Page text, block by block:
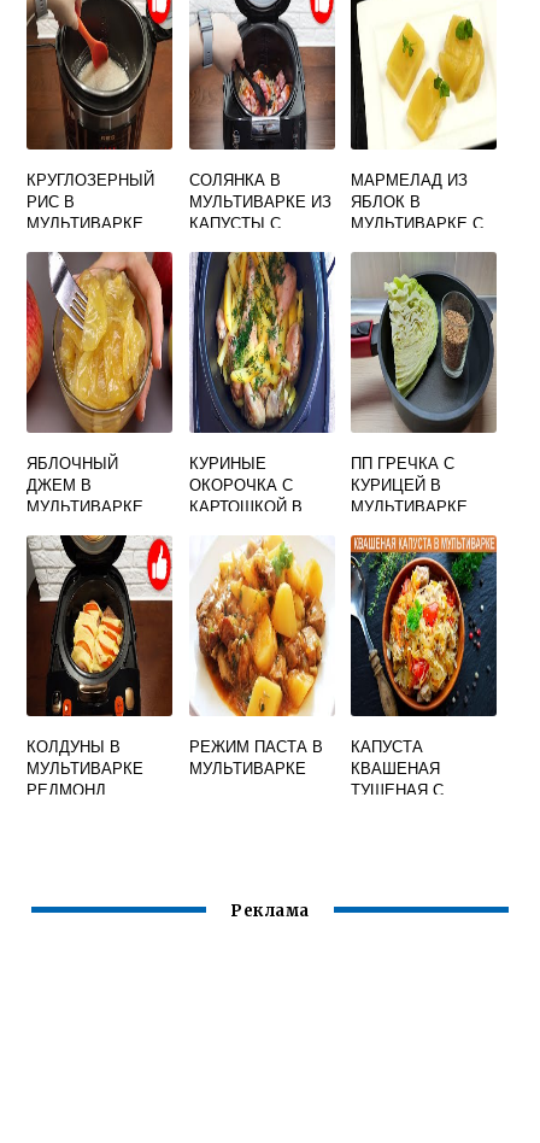
КРУГЛОЗЕРНЫЙ
РИС В
МУЛЬТИВАРКЕ
РЕЦЕПТ
СОЛЯНКА В
МУЛЬТИВАРКЕ ИЗ
КАПУСТЫ С
МАРМЕЛАД ИЗ
ЯБЛОК В
МУЛЬТИВАРКЕ С
ЯБЛОЧНЫЙ
ДЖЕМ В
МУЛЬТИВАРКЕ
КУРИНЫЕ
ОКОРОЧКА С
КАРТОШКОЙ В
РЕДМОНД
РЕЦЕПТЫ
ПП ГРЕЧКА С
КУРИЦЕЙ В
МУЛЬТИВАРКЕ
КОЛДУНЫ В
МУЛЬТИВАРКЕ
РЕДМОНД
РЕЖИМ ПАСТА В
МУЛЬТИВАРКЕ
КАПУСТА
КВАШЕНАЯ
ТУШЕНАЯ С
Реклама